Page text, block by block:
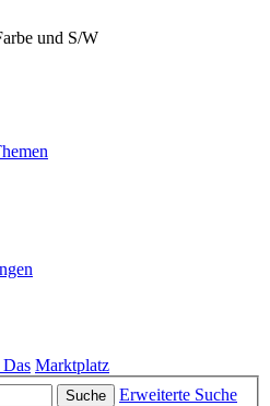
und S/W
Marktplatz
Suche
Erweiterte Suche